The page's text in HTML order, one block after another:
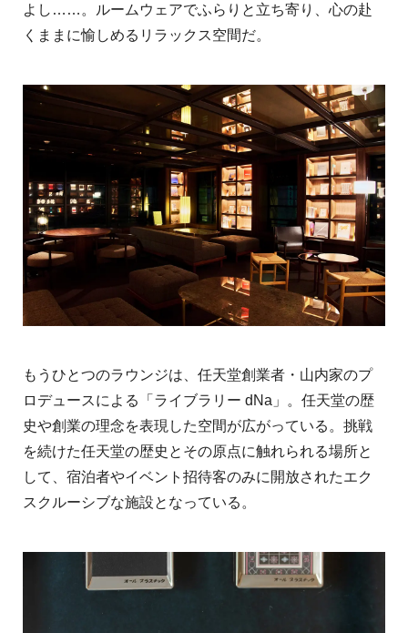
よし……。ルームウェアでふらりと立ち寄り、心の赴
くままに愉しめるリラックス空間だ。
もうひとつのラウンジは、任天堂創業者・山内家のプ
ロデュースによる「ライブラリー dNa」。任天堂の歴
史や創業の理念を表現した空間が広がっている。挑戦
を続けた任天堂の歴史とその原点に触れられる場所と
して、宿泊者やイベント招待客のみに開放されたエク
スクルーシブな施設となっている。